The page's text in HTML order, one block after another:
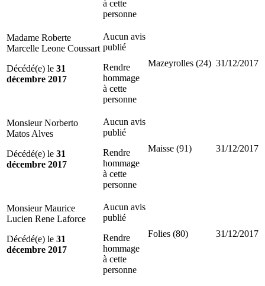
à cette
personne
Madame Roberte
Marcelle Leone Coussart
Décédé(e) le 31
décembre 2017
Aucun avis
publié
Rendre
hommage
à cette
personne
Mazeyrolles (24) 31/12/2017
Monsieur Norberto
Matos Alves
Décédé(e) le 31
décembre 2017
Aucun avis
publié
Rendre
hommage
à cette
personne
Maisse (91) 31/12/2017
Monsieur Maurice
Lucien Rene Laforce
Décédé(e) le 31
décembre 2017
Aucun avis
publié
Rendre
hommage
à cette
personne
Folies (80) 31/12/2017